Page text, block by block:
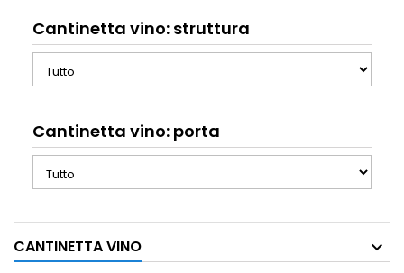
Cantinetta vino: struttura
Cantinetta vino: porta
CANTINETTA VINO